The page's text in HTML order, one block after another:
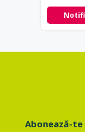
Abonează-